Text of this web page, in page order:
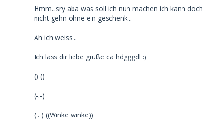
Hmm...sry aba was soll ich nun machen ich kann doch
nicht gehn ohne ein geschenk...
Ah ich weiss...
Ich lass dir liebe grüße da hdgggdl :)
() ()
(-.-)
( . ) ((Winke winke))